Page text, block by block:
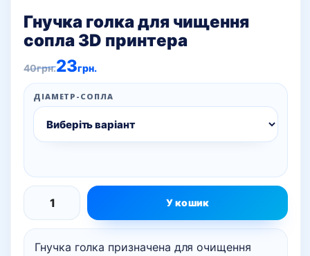
Гнучка голка для чищення
сопла 3D принтера
40грн.
Оригінальна
ціна:
40грн..
23грн.
Поточна
ціна:
23грн..
Гнучка голка призначена для очищення
ДІАМЕТР-СОПЛА
Гнучка
голка
для
У кошик